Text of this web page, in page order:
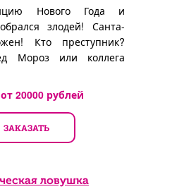
Нового Года и
злодей! Санта-
Кто преступник?
Мороз или коллега
20000рублей
ЗАКАЗАТЬ
ловушка